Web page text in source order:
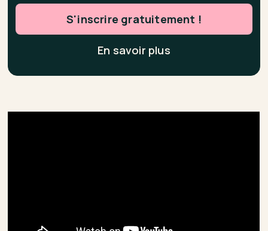
S'inscrire gratuitement !
En savoir plus